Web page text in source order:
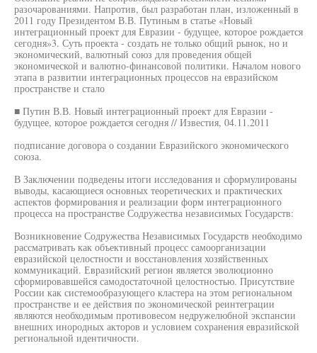
разочарованиями. Напротив, был разработан план, изложенный в
2011 году Президентом В.В. Путиным в статье «Новый
интеграционный проект для Евразии - будущее, которое рождается
сегодня»3. Суть проекта - создать не только общий рынок, но и
экономический, валютный союз для проведения общей
экономической и валютно-финансовой политики. Началом нового
этапа в развитии интеграционных процессов на евразийском
пространстве и стало
■ Путин В.В. Новый интеграционный проект для Евразии -
будущее, которое рождается сегодня // Известия, 04.11.2011
подписание договора о создании Евразийского экономического
союза.
В Заключении подведены итоги исследования и сформулированы
выводы, касающиеся основных теоретических и практических
аспектов формирования и реализации форм интеграционного
процесса на пространстве Содружества независимых Государств:
Возникновение Содружества Независимых Государств необходимо
рассматривать как объективный процесс самоорганизации
евразийской целостности и восстановления хозяйственных
коммуникаций. Евразийский регион является эволюционно
сформировавшейся самодостаточной целостностью. Присутствие
России как системообразующего кластера на этом региональном
пространстве и ее действия по экономической реинтеграции
являются необходимым противовесом недружелюбной экспансии
внешних инородных акторов и условием сохранения евразийской
региональной идентичности.